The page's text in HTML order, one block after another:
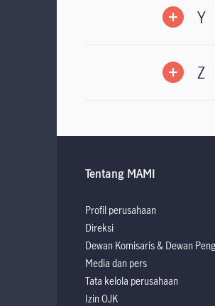
Y
Z
Tentang MAMI
Profil perusahaan
Direksi
Dewan Komisaris & Dewan
Media dan pers
Tata kelola perusahaan
Izin OJK